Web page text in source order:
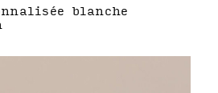
blanche